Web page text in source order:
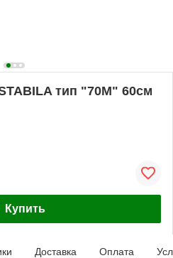
тип "70М" 60см
Купить
Доставка Оплата